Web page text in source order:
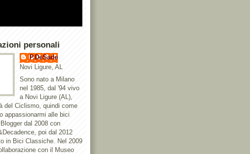
personali
P.DeSade
Novi Ligure, AL
Sono nato a Milano
nel 1985, dal '94 vivo
a Novi Ligure (AL),
del Ciclismo, quindi come
appassionarmi alle bici
dal 2008 con
poi dal 2012
in Bici Classiche. Nel 2009
con il Museo